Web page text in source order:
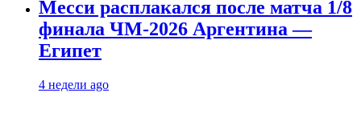
Месси расплакался после матча 1/8
финала ЧМ-2026 Аргентина —
Египет
4 недели ago